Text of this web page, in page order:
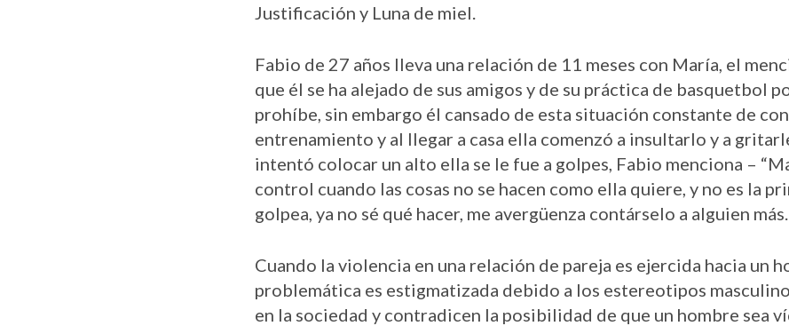
Justificación y Luna de miel.
Fabio de 27 años lleva una relación de 11 meses con María, el
que él se ha alejado de sus amigos y de su práctica de basquetbol
prohíbe, sin embargo él cansado de esta situación constante de
entrenamiento y al llegar a casa ella comenzó a insultarlo y a
intentó colocar un alto ella se le fue a golpes, Fabio menciona –
control cuando las cosas no se hacen como ella quiere, y no es la
golpea, ya no sé qué hacer, me avergüenza contárselo a alguien
Cuando la violencia en una relación de pareja es ejercida hacia un
problemática es estigmatizada debido a los estereotipos
en la sociedad y contradicen la posibilidad de que un hombre sea